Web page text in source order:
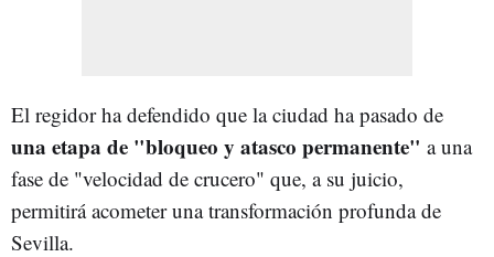
El regidor ha defendido que la ciudad ha pasado de
una etapa de "bloqueo y atasco permanente" a una
fase de "velocidad de crucero" que, a su juicio,
permitirá acometer una transformación profunda de
Sevilla.